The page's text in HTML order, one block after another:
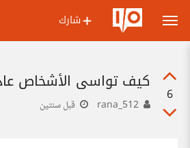
شارك
6
كيف تواسي الأشخاص
قبل سنتين